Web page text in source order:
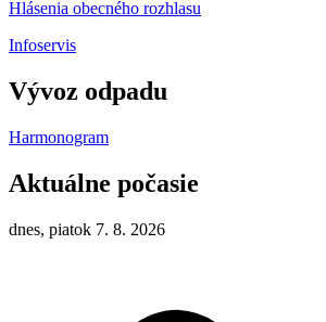
Hlásenia obecného rozhlasu
Infoservis
Vývoz odpadu
Harmonogram
Aktuálne počasie
dnes, piatok 7. 8. 2026